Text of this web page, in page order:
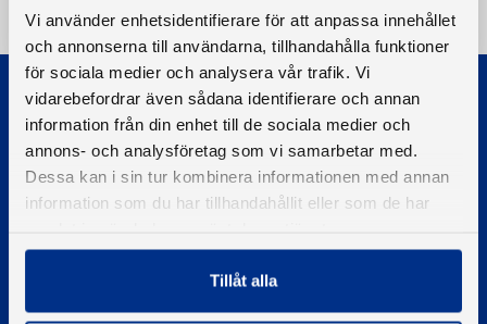
Vi använder enhetsidentifierare för att anpassa innehållet
och annonserna till användarna, tillhandahålla funktioner
för sociala medier och analysera vår trafik. Vi
vidarebefordrar även sådana identifierare och annan
information från din enhet till de sociala medier och
annons- och analysföretag som vi samarbetar med.
Dessa kan i sin tur kombinera informationen med annan
information som du har tillhandahållit eller som de har
Tillåt alla
© 2026 - Svenska Båtunionen